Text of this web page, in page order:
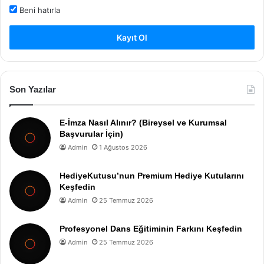
Beni hatırla
Kayıt Ol
Son Yazılar
E-İmza Nasıl Alınır? (Bireysel ve Kurumsal
Başvurular İçin)
Admin 1 Ağustos 2026
HediyeKutusu’nun Premium Hediye Kutularını
Keşfedin
Admin 25 Temmuz 2026
Profesyonel Dans Eğitiminin Farkını Keşfedin
Admin 25 Temmuz 2026